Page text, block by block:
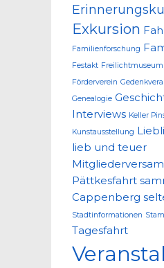
Exkursion
Familienforschung
Festakt Freilichtmuseum
Förderverein
Genealogie
Interviews Keller
Kunstausstellung
lieb und teuer
Pättkesfahrt
Cappenberg
Stadtinformationen
Tagesfahrt